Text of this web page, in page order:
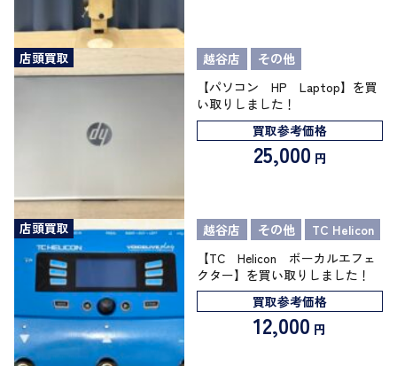
店頭買取 越谷店
その他
【パソコン HP Laptop】を買
い取りしました！
買取参考価格
25,000 円
店頭買取 越谷店 その他
TC Helicon
【TC Helicon ボーカルエフェ
クター】を買い取りしました！
買取参考価格
12,000 円